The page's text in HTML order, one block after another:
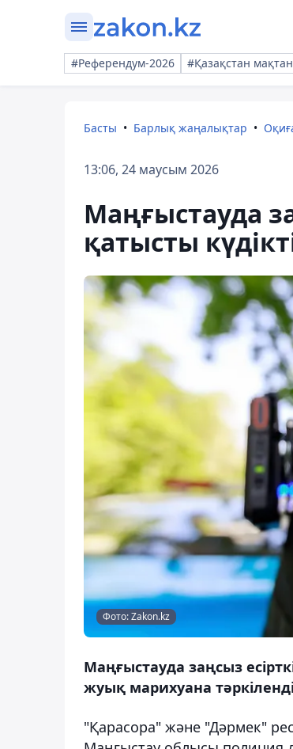
#Референдум-2026 #Қазақстан
Басты Барлық жаңалықтар
13:06, 24 маусым 2026
Маңғыстауда
қатысты
Фото: Zakon.kz
Маңғыстауда заңсыз
жуық марихуана
"Қарасора" және "Дәрмек"